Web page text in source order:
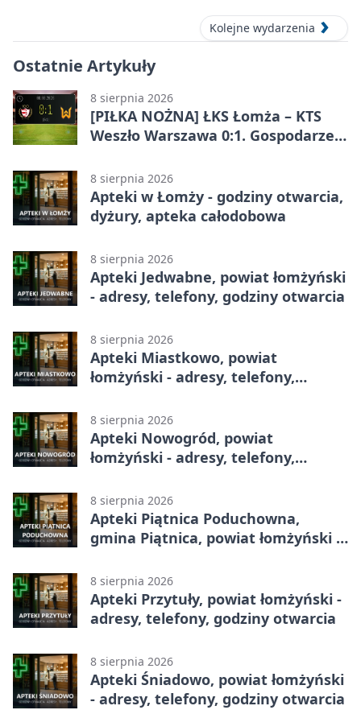
Kolejne wydarzenia
Ostatnie Artykuły
8 sierpnia 2026
[PIŁKA NOŻNA] ŁKS Łomża – KTS
Weszło Warszawa 0:1. Gospodarze
1 (Grupa I)
8 sierpnia 2026
Apteki w Łomży - godziny otwarcia,
dyżury, apteka całodobowa
8 sierpnia 2026
Apteki Jedwabne, powiat łomżyński
- adresy, telefony, godziny otwarcia
8 sierpnia 2026
Apteki Miastkowo, powiat
łomżyński - adresy, telefony,
8 sierpnia 2026
Apteki Nowogród, powiat
łomżyński - adresy, telefony,
8 sierpnia 2026
Apteki Piątnica Poduchowna,
gmina Piątnica, powiat łomżyński -
8 sierpnia 2026
Apteki Przytuły, powiat łomżyński -
adresy, telefony, godziny otwarcia
8 sierpnia 2026
Apteki Śniadowo, powiat łomżyński
- adresy, telefony, godziny otwarcia